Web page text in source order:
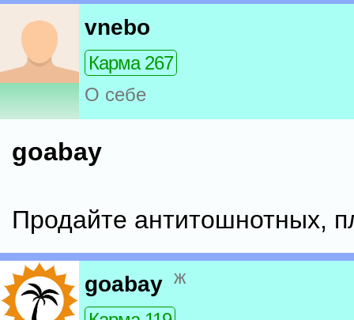
vnebo
Карма 267
О себе
goabay
Продайте антитошнотных,
goabay ж